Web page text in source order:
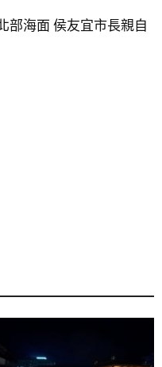
部海面 侯友宜市長親自